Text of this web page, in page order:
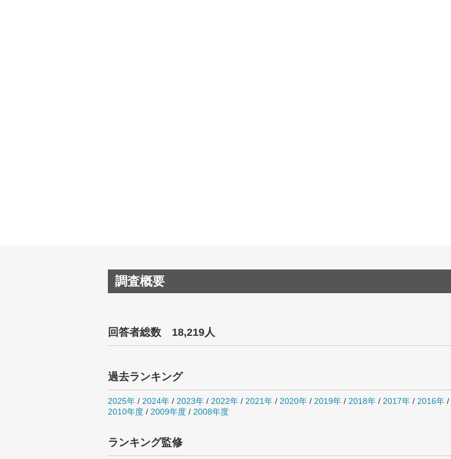
調査概要
回答者総数 18,219人
過去ランキング
2025年 / 2024年 / 2023年 / 2022年 / 2021年 / 2020年 / 2019年 / 2018年 / 2017年 / 2016年 /
2010年度 / 2009年度 / 2008年度
ランキング監修